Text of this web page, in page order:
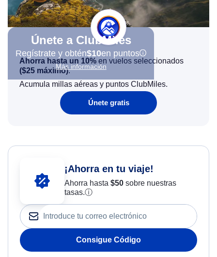
Únete a ClubMiles
Regístrate y obtén$10en puntos
Más información
Ahorra hasta un 10% en vuelos seleccionados
($25 máximo).
Acumula millas aéreas y puntos ClubMiles.
Únete gratis
¡Ahorra en tu viaje!
Ahorra hasta $50sobre nuestras
tasas.ⓘ
Consigue Código